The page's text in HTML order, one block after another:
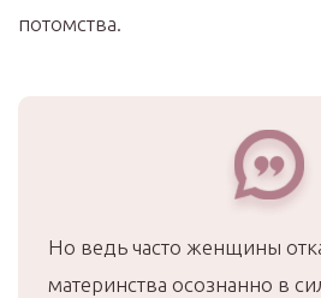
потомства.
Но ведь часто женщины
материнства осознанно в